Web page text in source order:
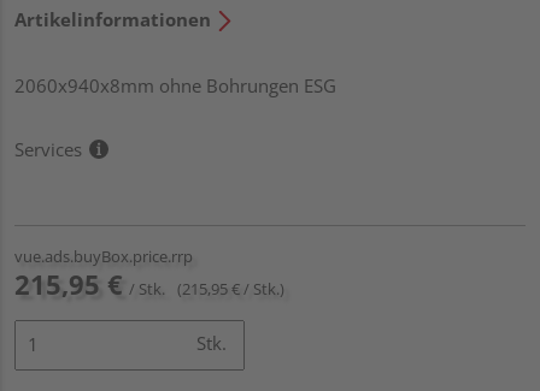
Artikelinformationen
2060x940x8mm ohne Bohrungen ESG
Services
vue.ads.buyBox.price.rrp
215,95 € / Stk. (215,95 € / Stk.)
Stk.